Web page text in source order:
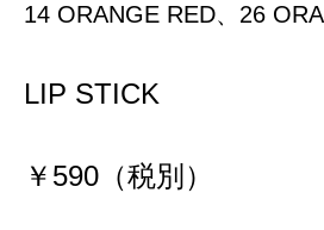
14 ORANGE RED、26
LIP STICK
￥590（税別）